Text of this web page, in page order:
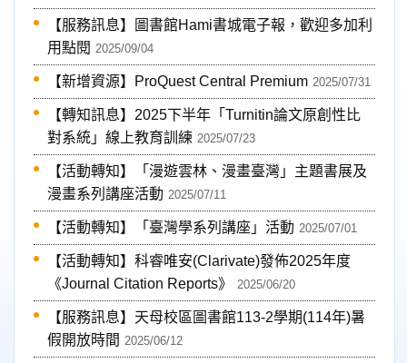
【服務訊息】圖書館Hami書城電子報，歡迎多加利
用點閱 2025/09/04
【新增資源】ProQuest Central Premium 2025/07/31
【轉知訊息】2025下半年「Turnitin論文原創性比
對系統」線上教育訓練 2025/07/23
【活動轉知】「漫遊雲林、漫畫臺灣」主題書展及
漫畫系列講座活動 2025/07/11
【活動轉知】「臺灣學系列講座」活動 2025/07/01
【活動轉知】科睿唯安(Clarivate)發佈2025年度
《Journal Citation Reports》
2025/06/20
【服務訊息】天母校區圖書館113-2學期(114年)暑
假開放時間 2025/06/12